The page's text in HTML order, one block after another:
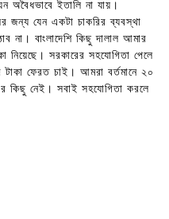
অবৈধভাবে ইতালি না যায়।
জন্য যেন একটা চাকরির ব্যবস্থা
না। বাংলাদেশি কিছু দালাল আমার
নিয়েছে। সরকারের সহযোগিতা পেলে
ফেরত চাই। আমরা বর্তমানে ২০
কিছু নেই। সবাই সহযোগিতা করলে